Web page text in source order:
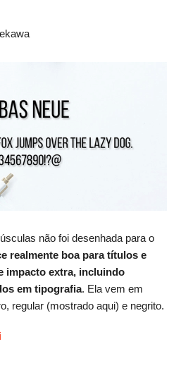
não foi desenhada para o
realmente boa para títulos e
impacto extra, incluindo
em tipografia. Ela vem em
regular (mostrado aqui) e negrito.